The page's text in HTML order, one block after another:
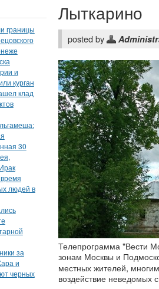
Лыткарино
posted by
Телепрограмма "Вести
зонам Москвы и
местных жителей,
воздействие неведомых
границы
и
курган
клад
30
людей в
за
и
черных